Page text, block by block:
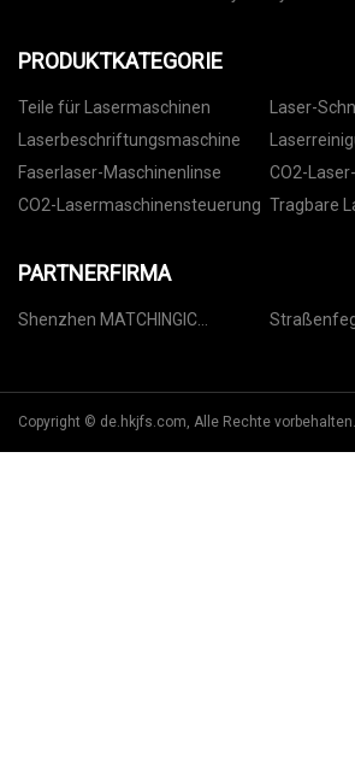
PRODUKTKATEGORIE
Teile für Lasermaschinen
Laser-
Laserbeschriftungsmaschine
Faserlaser-Maschinenlinse
CO2-
CO2-Lasermaschinensteuerung Tragbare
PARTNERFIRMA
Shenzhen MATCHINGIC
Copyright © de.hkjfs.com, Alle Rechte